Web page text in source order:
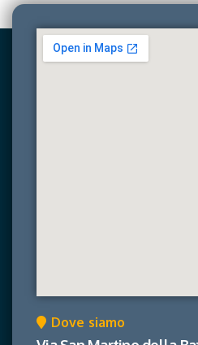
Dove siamo